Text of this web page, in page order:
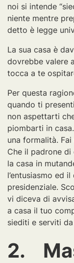
noi si intende
niente mentre
detto è legge
La sua casa è
dovrebbe valere
tocca a te
Per questa
quando ti
non aspettarti
piombarti in
una formalità.
Che il padrone
la casa in
l’entusiasmo ed
presidenziale.
vi diceva di
a casa il tuo
siediti e serviti
2.